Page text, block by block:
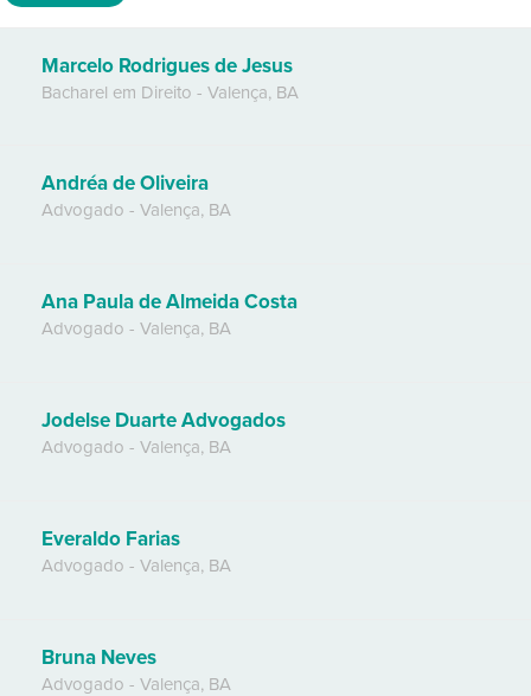
Marcelo Rodrigues de Jesus
Bacharel em Direito - Valença, BA
Andréa de Oliveira
Advogado - Valença, BA
Ana Paula de Almeida Costa
Advogado - Valença, BA
Jodelse Duarte Advogados
Advogado - Valença, BA
Everaldo Farias
Advogado - Valença, BA
Bruna Neves
Advogado - Valença, BA